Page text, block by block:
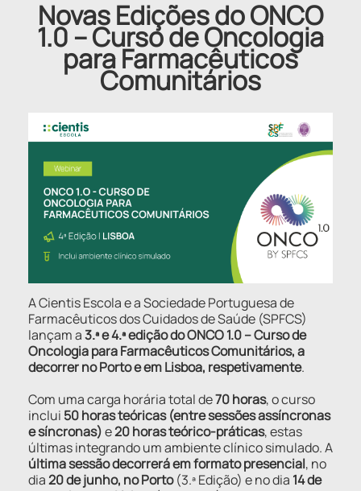
Novas Edições do ONCO
1.0 – Curso de Oncologia
para Farmacêuticos
Comunitários
A Cientis Escola e a Sociedade Portuguesa de
Farmacêuticos dos Cuidados de Saúde (SPFCS)
lançam a3.ª e 4.ª edição do ONCO 1.0 – Curso de
Oncologia para Farmacêuticos Comunitários, a
decorrer no Porto e em Lisboa, respetivamente.
Com uma carga horária total de70 horas, o curso
inclui 50 horas teóricas (entre sessões assíncronas
e síncronas)e20 horas teórico-práticas, estas
últimas integrando um ambiente clínico simulado. A
última sessão decorrerá em formato presencial, no
dia20 de junho, no Porto(3.ª Edição) e no dia 14 de